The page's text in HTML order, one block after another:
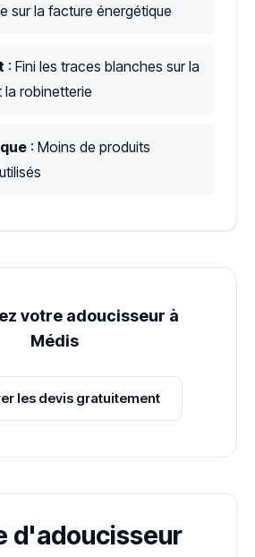
sur la facture énergétique
: Fini les traces blanches sur la
la robinetterie
: Moins de produits
votre adoucisseur à
Médis
les devis gratuitement
d'adoucisseur